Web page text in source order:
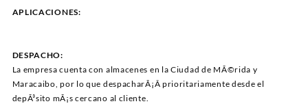
APLICACIONES:
DESPACHO:
La empresa cuenta con almacenes en la Ciudad de MÃ©rida y
Maracaibo, por lo que despacharÃ¡Â prioritariamente desde el
depÃ³sito mÃ¡s cercano al cliente.